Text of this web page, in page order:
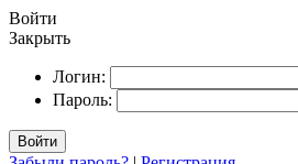
Войти
Закрыть
Логин:
Пароль:
Войти